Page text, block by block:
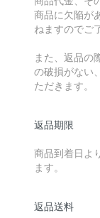
商品に欠陥が
ねますのでご
また、返品の
の破損がない
ただきます。
返品期限
商品到着日よ
ます。
返品送料